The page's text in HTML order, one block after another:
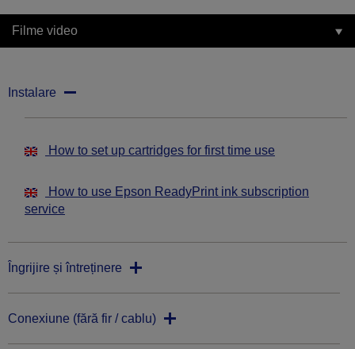
Filme video
Instalare
How to set up cartridges for first time use
How to use Epson ReadyPrint ink subscription
service
Îngrijire și întreținere
Conexiune (fără fir / cablu)